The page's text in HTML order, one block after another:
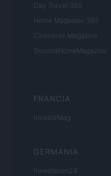
Day Travel 365
Home Magazine 365
Cineverse Magazine
SecondHomeMagazine
FRANCIA
InvestirMag
GERMANIA
Investieren24